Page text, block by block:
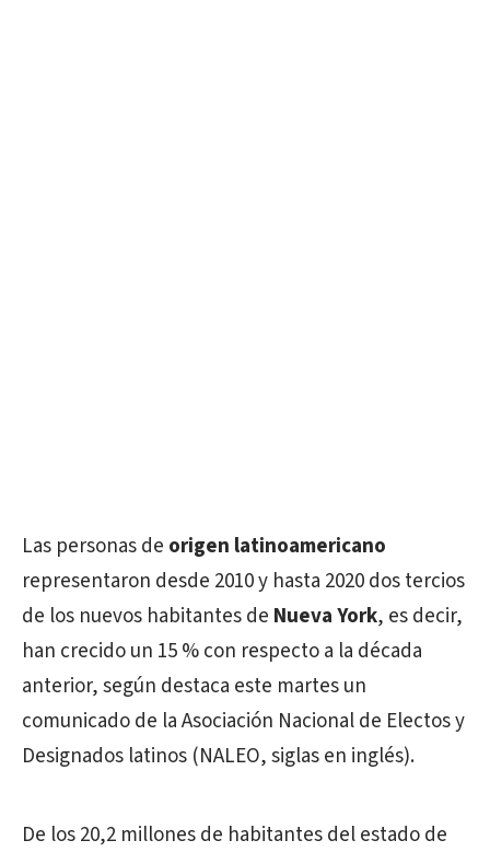
Las personas de origen latinoamericano
representaron desde 2010 y hasta 2020 dos tercios
de los nuevos habitantes de Nueva York, es decir,
han crecido un 15 % con respecto a la década
anterior, según destaca este martes un
comunicado de la Asociación Nacional de Electos y
Designados latinos (NALEO, siglas en inglés).
De los 20,2 millones de habitantes del estado de